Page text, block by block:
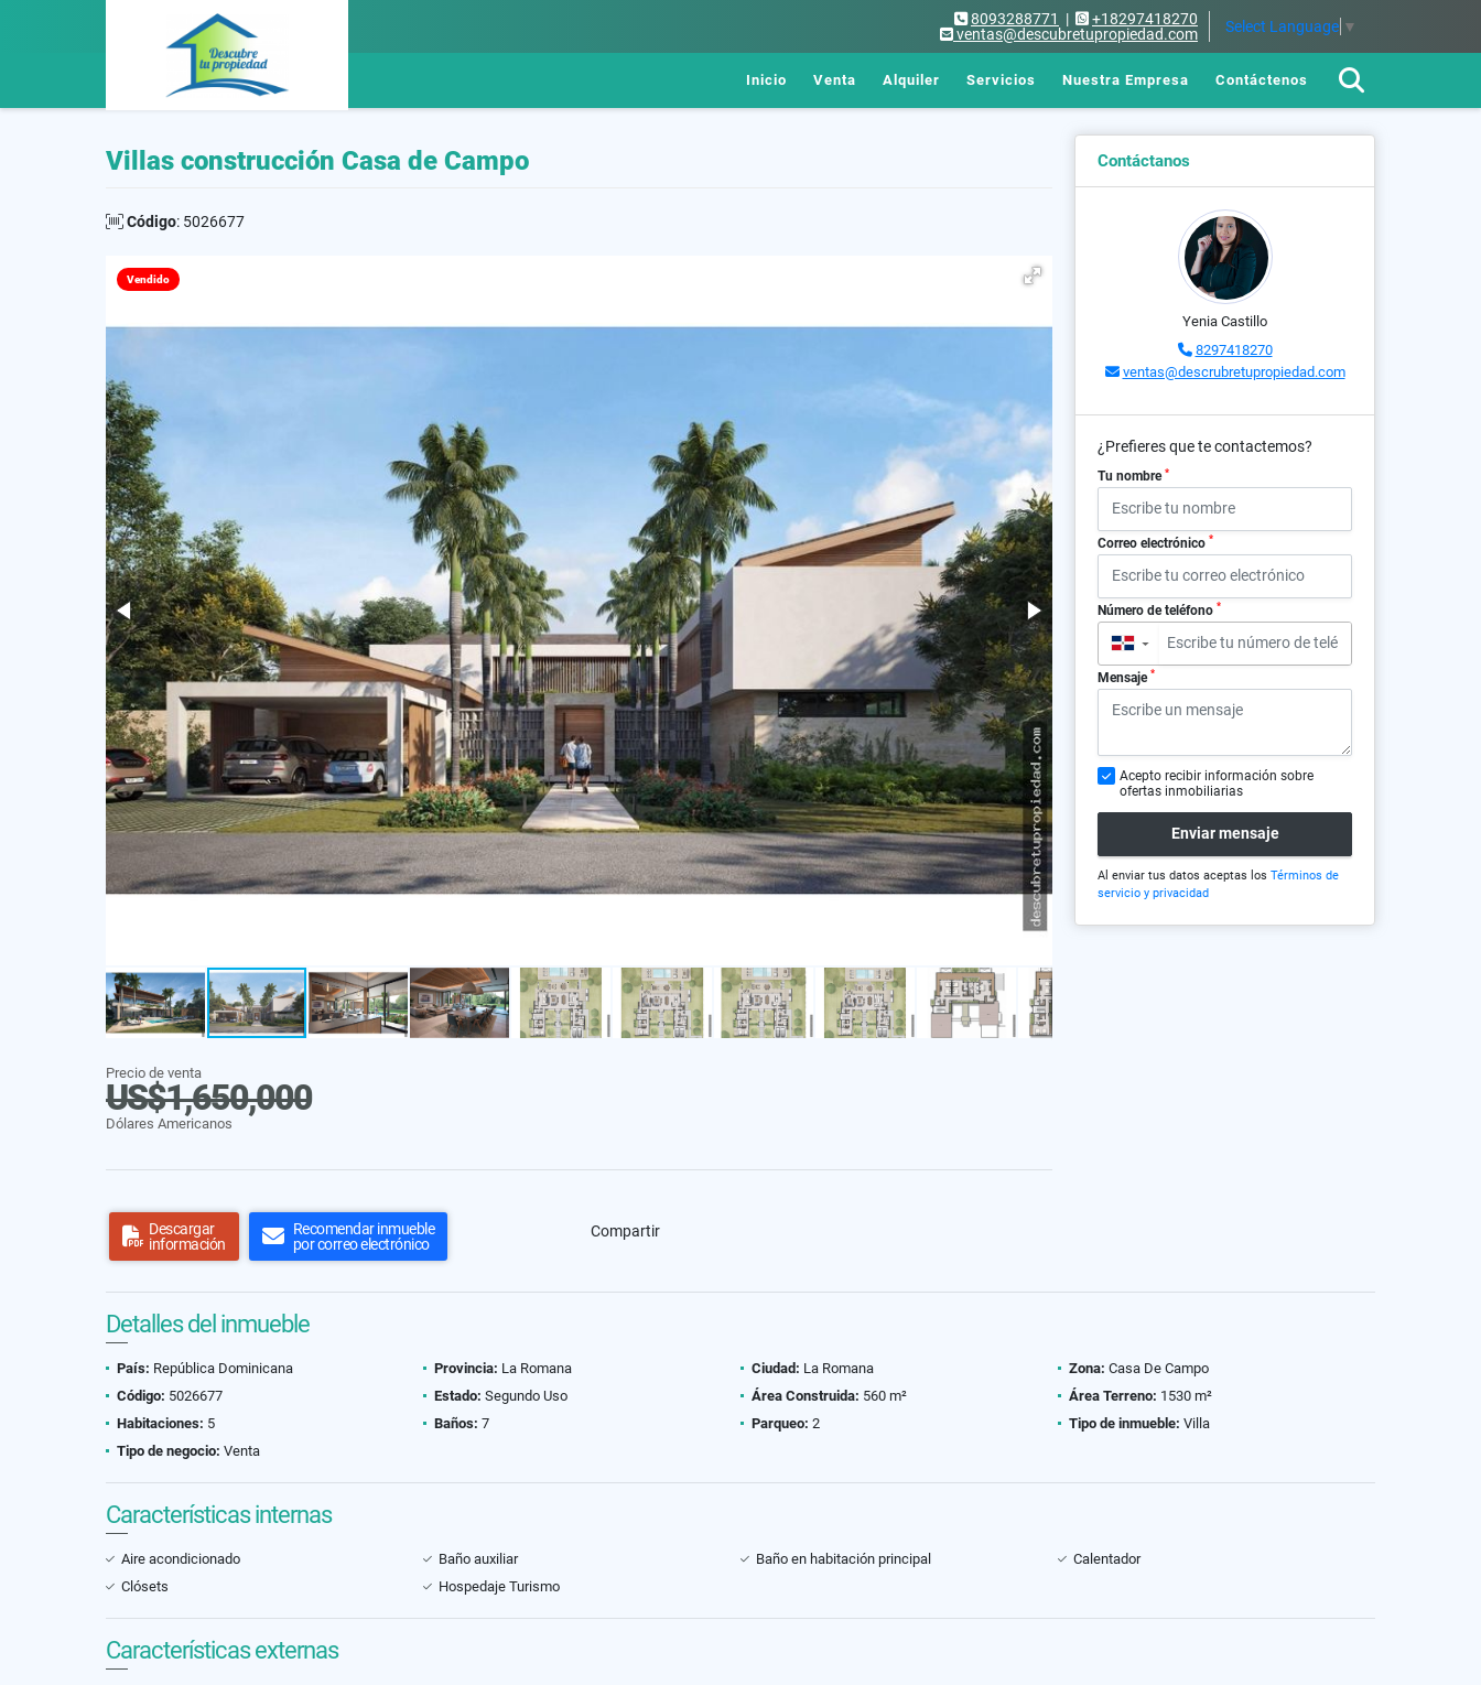
8093288771 |
+18297418270
ventas@descubretupropiedad.com
Select Language ▼
Inicio Venta Alquiler Servicios Nuestra Empresa Contáctenos
Villas construcción Casa de Campo
Código: 5026677
Vendido
Precio de venta
US$1,650,000
Dólares Americanos
Descargar
información
Recomendar inmueble
por correo electrónico
Compartir
Contáctanos
Yenia Castillo
8297418270
ventas@descrubretupropiedad.com
¿Prefieres que te contactemos?
Tu nombre *
Correo electrónico *
Número de teléfono *
▼
Mensaje *
Acepto recibir información sobre
ofertas inmobiliarias
Enviar mensaje
Al enviar tus datos aceptas los Términos de
servicio y privacidad
Detalles del inmueble
País: República Dominicana Provincia: La Romana Ciudad: La Romana Zona: Casa De Campo
Código: 5026677 Estado: Segundo Uso Área Construida: 560 m² Área Terreno: 1530 m²
Habitaciones: 5 Baños: 7 Parqueo: 2 Tipo de inmueble: Villa
Tipo de negocio: Venta
Características internas
Aire acondicionado Baño auxiliar Baño en habitación principal
Calentador
Clósets
Hospedaje Turismo
Características externas